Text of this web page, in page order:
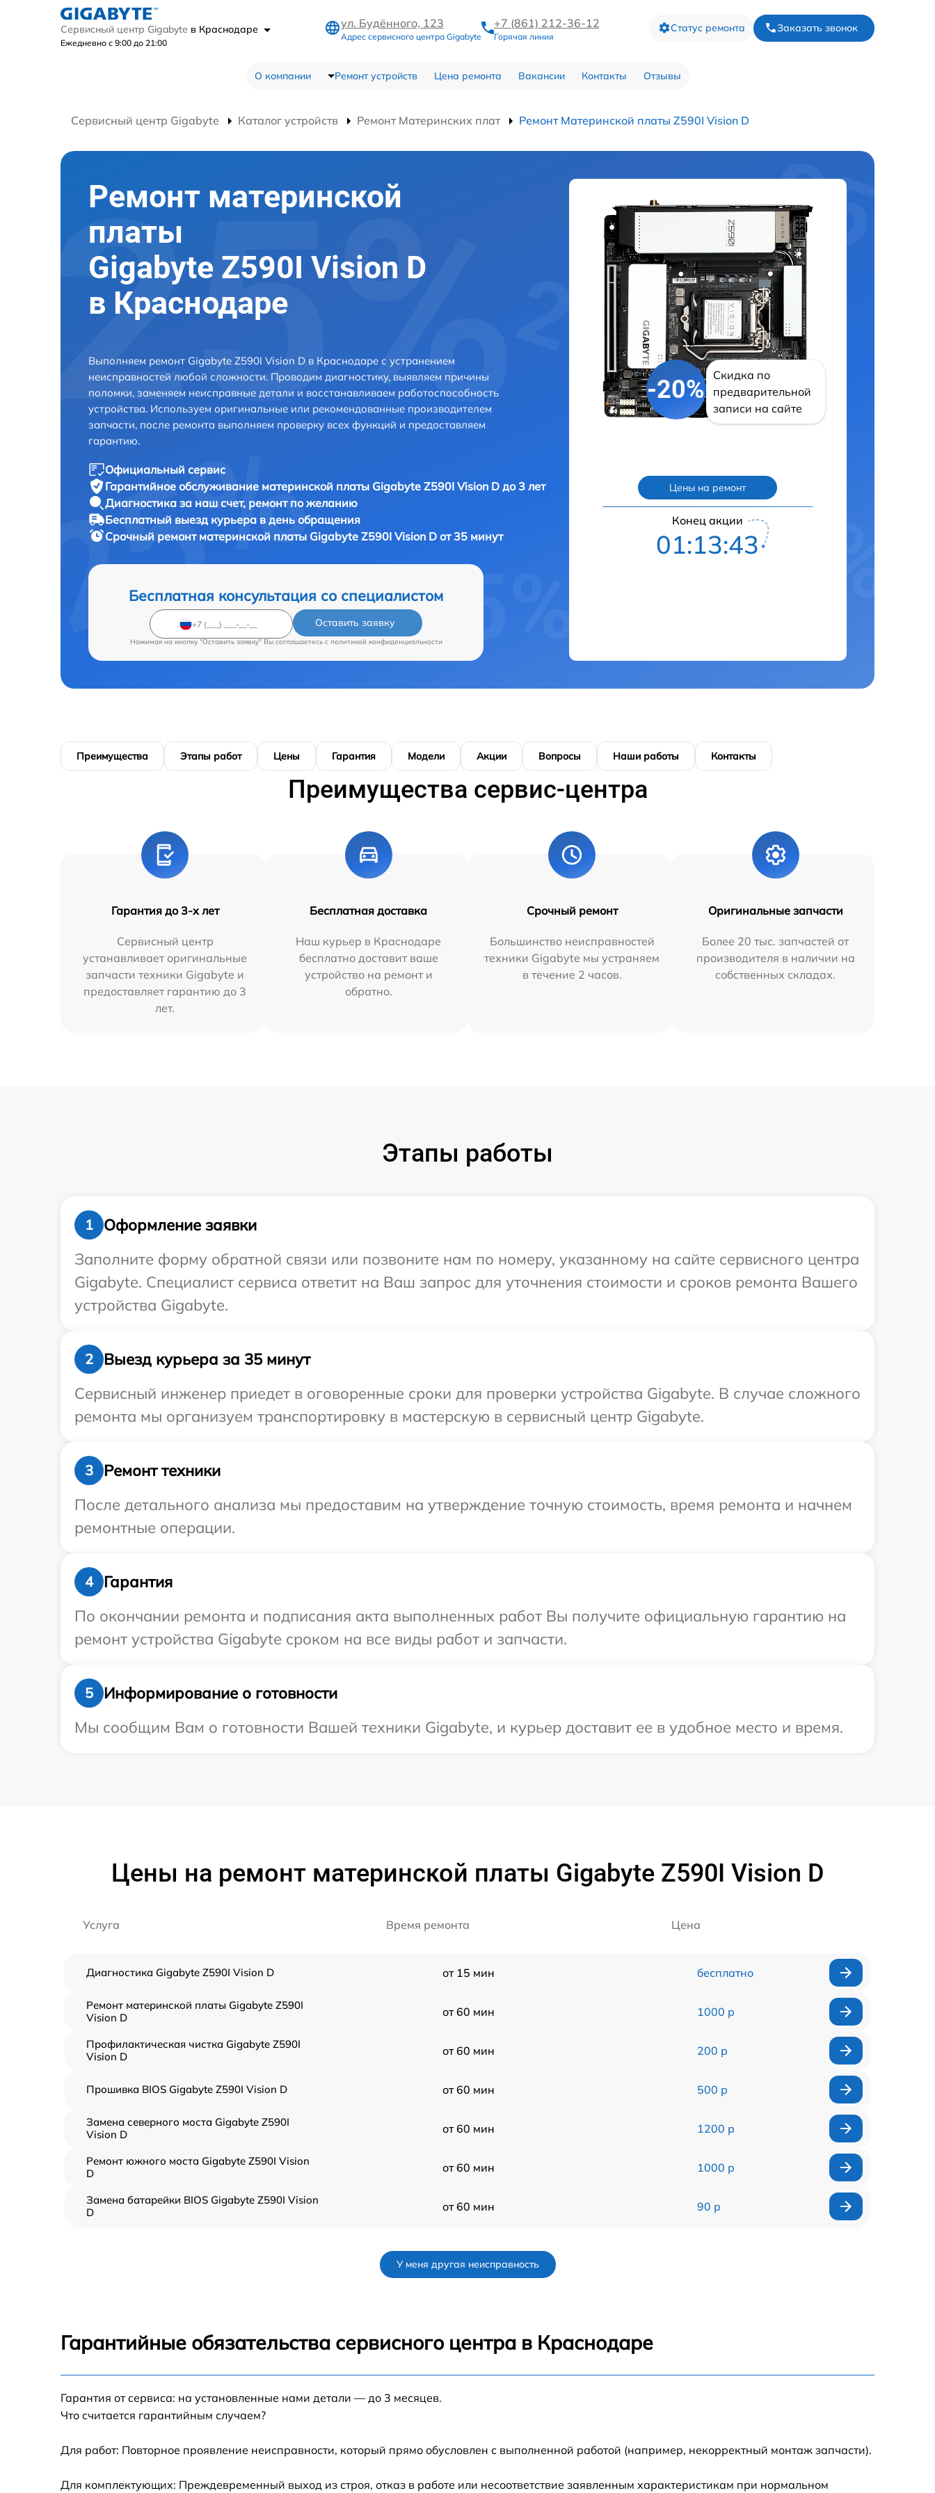
Сервисный центр Gigabyte в Краснодаре
Ежедневно с 9:00 до 21:00
ул. Будённого, 123
Адрес сервисного центра Gigabyte
+7 (861) 212-36-12
Горячая линия
Статус ремонта Заказать звонок
О компании Ремонт устройств Цена ремонта Вакансии Контакты Отзывы
Сервисный центр Gigabyte Каталог устройств Ремонт Материнских плат Ремонт Материнской платы Z590I Vision D
Ремонт материнской
платы
Gigabyte Z590I Vision D
в Краснодаре
Выполняем ремонт Gigabyte Z590I Vision D в Краснодаре с устранением
неисправностей любой сложности. Проводим диагностику, выявляем причины
поломки, заменяем неисправные детали и восстанавливаем работоспособность
устройства. Используем оригинальные или рекомендованные производителем
запчасти, после ремонта выполняем проверку всех функций и предоставляем
гарантию.
Официальный сервис
Гарантийное обслуживание материнской платы Gigabyte Z590I Vision D до 3 лет
Диагностика за наш счет, ремонт по желанию
Бесплатный выезд курьера в день обращения
Срочный ремонт материнской платы Gigabyte Z590I Vision D от 35 минут
Бесплатная консультация со специалистом
Оставить заявку
Нажимая на кнопку "Оставить заявку" Вы соглашаетесь c политикой конфиденциальности
-20%
Скидка по
предварительной
записи на сайте
Цены на ремонт
Конец акции
01:13:42
Преимущества Этапы работ Цены Гарантия Модели Акции Вопросы Наши работы Контакты
Преимущества сервис-центра
Гарантия до 3-х лет
Сервисный центр
устанавливает оригинальные
запчасти техники Gigabyte и
предоставляет гарантию до 3
лет.
Бесплатная доставка
Наш курьер в Краснодаре
бесплатно доставит ваше
устройство на ремонт и
обратно.
Срочный ремонт
Большинство неисправностей
техники Gigabyte мы устраняем
в течение 2 часов.
Оригинальные запчасти
Более 20 тыс. запчастей от
производителя в наличии на
собственных складах.
Этапы работы
1
Оформление заявки
Заполните форму обратной связи или позвоните нам по номеру, указанному на сайте сервисного центра
Gigabyte. Специалист сервиса ответит на Ваш запрос для уточнения стоимости и сроков ремонта Вашего
устройства Gigabyte.
2
Выезд курьера за 35 минут
Сервисный инженер приедет в оговоренные сроки для проверки устройства Gigabyte. В случае сложного
ремонта мы организуем транспортировку в мастерскую в сервисный центр Gigabyte.
3
Ремонт техники
После детального анализа мы предоставим на утверждение точную стоимость, время ремонта и начнем
ремонтные операции.
4
Гарантия
По окончании ремонта и подписания акта выполненных работ Вы получите официальную гарантию на
ремонт устройства Gigabyte сроком на все виды работ и запчасти.
5
Информирование о готовности
Мы сообщим Вам о готовности Вашей техники Gigabyte, и курьер доставит ее в удобное место и время.
Цены на ремонт материнской платы Gigabyte Z590I Vision D
Услуга Время ремонта Цена
Диагностика Gigabyte Z590I Vision D от 15 мин бесплатно
Ремонт материнской платы Gigabyte Z590I
Vision D
от 60 мин 1000 р
Профилактическая чистка Gigabyte Z590I
Vision D
от 60 мин 200 р
Прошивка BIOS Gigabyte Z590I Vision D от 60 мин 500 р
Замена северного моста Gigabyte Z590I
Vision D
от 60 мин 1200 р
Ремонт южного моста Gigabyte Z590I Vision
D
от 60 мин 1000 р
Замена батарейки BIOS Gigabyte Z590I Vision
D
от 60 мин 90 р
У меня другая неисправность
Гарантийные обязательства сервисного центра в Краснодаре
Гарантия от сервиса: на установленные нами детали — до 3 месяцев.
Что считается гарантийным случаем?
Для работ: Повторное проявление неисправности, который прямо обусловлен с выполненной работой (например, некорректный монтаж запчасти).
Для комплектующих: Преждевременный выход из строя, отказ в работе или несоответствие заявленным характеристикам при нормальном